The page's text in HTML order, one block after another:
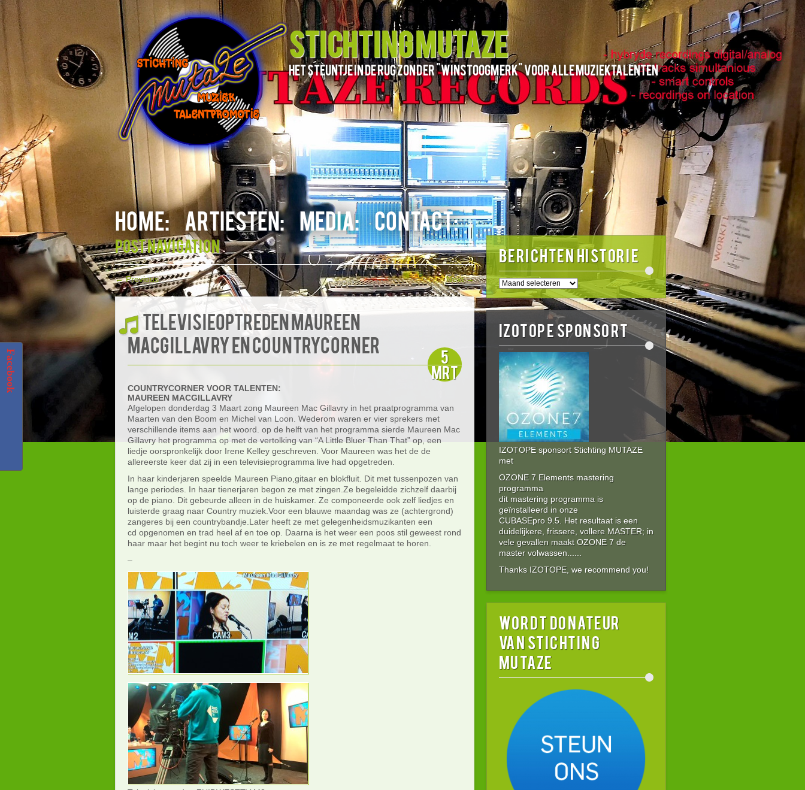
STICHTING MUTAZE
het steuntje in de rug zonder "winstoogmerk" voor alle muziektalenten
HOME: ARTIESTEN: MEDIA: CONTACT:
Post navigation
←Previous Next→
televisieoptreden MAUREEN
MACGILLAVRY en COUNTRYCORNER
5
mrt
COUNTRYCORNER VOOR TALENTEN:
MAUREEN MACGILLAVRY
Afgelopen donderdag 3 Maart zong Maureen Mac Gillavry in het praatprogramma van
Maarten van den Boom en Michel van Loon. Wederom waren er vier sprekers met
verschillende items aan het woord. op de helft van het programma sierde Maureen Mac
Gillavry het programma op met de vertolking van “A Little Bluer Than That” op, een
liedje oorspronkelijk door Irene Kelley geschreven. Voor Maureen was het de de
allereerste keer dat zij in een televisieprogramma live had opgetreden.
In haar kinderjaren speelde Maureen Piano,gitaar en blokfluit. Dit met tussenpozen van
lange periodes. In haar tienerjaren begon ze met zingen.Ze begeleidde zichzelf daarbij
op de piano. Dit gebeurde alleen in de huiskamer. Ze componeerde ook zelf liedjes en
luisterde graag naar Country muziek.Voor een blauwe maandag was ze (achtergrond)
zangeres bij een countrybandje.Later heeft ze met gelegenheidsmuzikanten een
cd opgenomen en trad heel af en toe op. Daarna is het weer een poos stil geweest rond
haar maar het begint nu toch weer te kriebelen en is ze met regelmaat te horen.
–
BERICHTEN HISTORIE
BERICHTEN
HISTORIE
IZOTOPE sponsort
IZOTOPE sponsort Stichting MUTAZE
met
OZONE 7 Elements mastering
programma
dit mastering programma is
geïnstalleerd in onze
CUBASEpro 9.5. Het resultaat is een
duidelijkere, frissere, vollere MASTER; in
vele gevallen maakt OZONE 7 de
master volwassen......
Thanks IZOTOPE, we recommend you!
wordt donateur
van stichting
MUTAZE
Facebook